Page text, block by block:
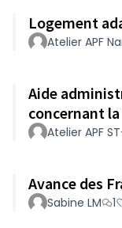
Logement
Atelier APF
Aide
concernant la
Atelier APF
Avance des
Sabine LM 1